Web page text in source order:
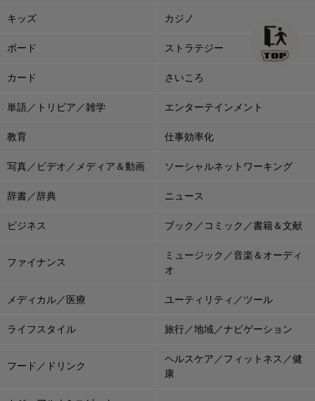
キッズ カジノ
ボード ストラテジー
カード さいころ
単語／トリビア／雑学 エンターテインメント
教育 仕事効率化
写真／ビデオ／メディア＆動画 ソーシャルネットワーキング
辞書／辞典 ニュース
ビジネス ブック／コミック／書籍＆文献
ファイナンス
ミュージック／音楽＆オーディ
オ
メディカル／医療 ユーティリティ／ツール
ライフスタイル 旅行／地域／ナビゲーション
フード／ドリンク
ヘルスケア／フィットネス／健
康